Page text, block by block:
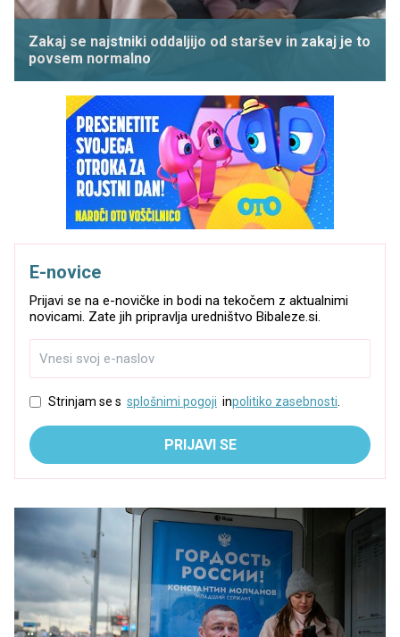
Zakaj se najstniki oddaljijo od staršev in zakaj je to
povsem normalno
E-novice
Prijavi se na e-novičke in bodi na tekočem z aktualnimi
novicami. Zate jih pripravlja uredništvo Bibaleze.si.
Strinjam se s splošnimi pogoji inpolitiko zasebnosti
PRIJAVI SE